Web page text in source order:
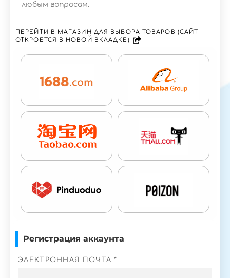
любым вопросам.
ПЕРЕЙТИ В МАГАЗИН ДЛЯ ВЫБОРА ТОВАРОВ (САЙТ
ОТКРОЕТСЯ В НОВОЙ ВКЛАДКЕ)
Регистрация аккаунта
ЭЛЕКТРОННАЯ ПОЧТА *